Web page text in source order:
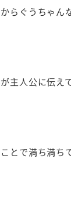
らぐうちゃん
主人公に伝え
とで満ち満ち